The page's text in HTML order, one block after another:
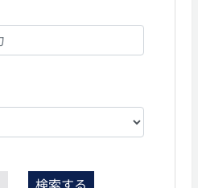
検索する